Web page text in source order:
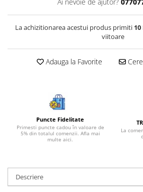
Bijuterii opal
Bijuterii rodocrozit
Bijuterii rubin
Bijuterii safir
Bijuterii smarald
Bijuterii sodalit
La achizitionarea acestui produs primiti 10
viitoare
Adauga la Favorite
Puncte Fidelitate
Primesti puncte cadou în valoare de
5% din totalul comenzii. Afla mai
multe aici.
La
Descriere